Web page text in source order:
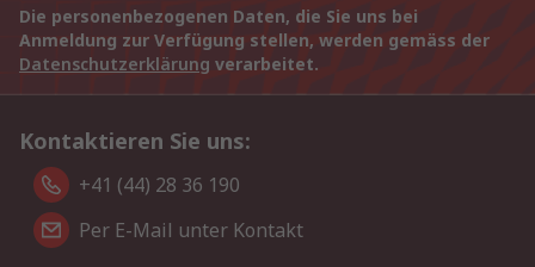
Die personenbezogenen Daten, die Sie uns bei
Anmeldung zur Verfügung stellen, werden gemäss der
Datenschutzerklärung verarbeitet.
Kontaktieren Sie uns:
+41 (44) 28 36 190
Per E-Mail unter Kontakt